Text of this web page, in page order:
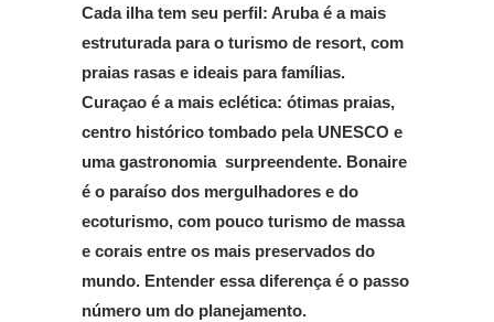
Cada ilha tem seu perfil: Aruba é a mais
estruturada para o turismo de resort, com
praias rasas e ideais para famílias.
Curaçao é a mais eclética: ótimas praias,
centro histórico tombado pela UNESCO e
uma gastronomia surpreendente. Bonaire
é o paraíso dos mergulhadores e do
ecoturismo, com pouco turismo de massa
e corais entre os mais preservados do
mundo. Entender essa diferença é o passo
número um do planejamento.